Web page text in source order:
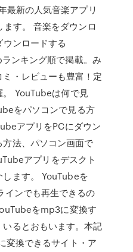
最新の人気音楽アプリ
す。 音楽をダウンロ
ンロードする
ンキング順で掲載。み
・レビューも豊富！定
YouTubeは何で見
をパソコンで見る方
アプリをPCにダウン
法、パソコン画面で
アプリをデスクト
ます。 YouTubeを
ンでも再生できるの
をmp3に変換す
るとおもいます。本記
変換できるサイト・ア